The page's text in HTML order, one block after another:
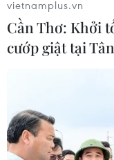
06/08/2026 22:30
06/08/2026 13:24
vietnamplus.vn
Cần Thơ: Khởi
cướp giật tại